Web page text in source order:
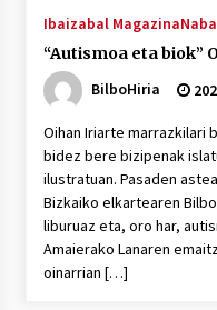
2026/
Ibaizabal Magazina
“Autismoa eta biok”
BilboHiria
Oihan Iriarte marrazkilari
bidez bere bizipenak
ilustratuan. Pasaden
Bizkaiko elkartearen
liburuaz eta, oro har,
Amaierako Lanaren
oinarrian […]